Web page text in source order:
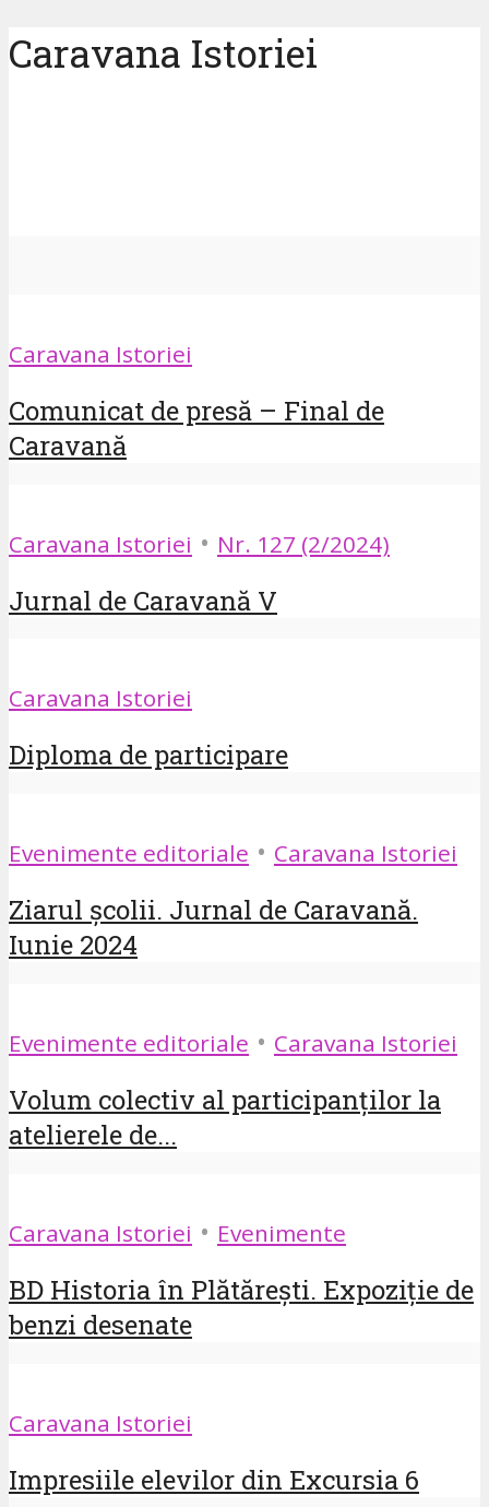
Caravana Istoriei
Caravana Istoriei
Comunicat de presă – Final de
Caravană
Caravana Istoriei • Nr. 127 (2/2024)
Jurnal de Caravană V
Caravana Istoriei
Diploma de participare
Evenimente editoriale • Caravana Istoriei
Ziarul școlii. Jurnal de Caravană.
Iunie 2024
Evenimente editoriale • Caravana Istoriei
Volum colectiv al participanților la
atelierele de...
Caravana Istoriei • Evenimente
BD Historia în Plătărești. Expoziție de
benzi desenate
Caravana Istoriei
Impresiile elevilor din Excursia 6